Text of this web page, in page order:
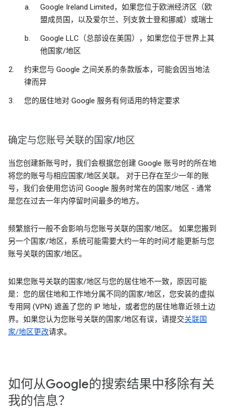
Google Ireland Limited，如果您位于欧洲经济区（欧
盟成员国，以及爱尔兰、列支敦士登和挪威）或瑞士
Google LLC（总部设在美国），如果您位于世界上其
他国家/地区
约束您与 Google 之间关系的条款版本，可能会因当地法
律而异
您的居住地对 Google 服务有何适用的特定要求
确定与您账号关联的国家/地区
当您创建新账号时，我们会根据您创建 Google 账号时的所在地
将您的账号与相应国家/地区关联。 对于已存在至少一年的账
号，我们会使用您访问 Google 服务时常在的国家/地区 - 通常
是您在过去一年内停留时间最多的地方。
频繁旅行一般不会影响与您账号关联的国家/地区。 如果您搬到
另一个国家/地区，系统可能需要大约一年的时间才能更新与您
账号关联的国家/地区。
如果您账号关联的国家/地区与您的居住地不一致，原因可能
是：您的居住地和工作地分属不同的国家/地区，您安装的虚拟
专用网 (VPN) 遮盖了您的 IP 地址，或者您的居住地靠近领土边
界。如果您认为您账号关联的国家/地区有误，请提交关联国
家/地区更改请求。
如何从Google的搜索结果中移除有关
我的信息？